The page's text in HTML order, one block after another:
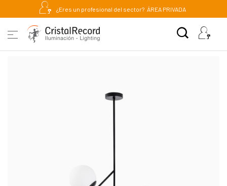
¿Eres un profesional del sector? ÁREA PRIVADA